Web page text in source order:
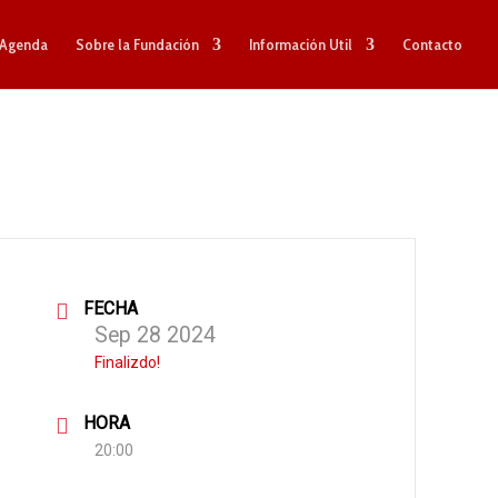
Agenda Sobre la Fundación Información Util Contacto
FECHA
Sep 28 2024
Finalizdo!
HORA
20:00